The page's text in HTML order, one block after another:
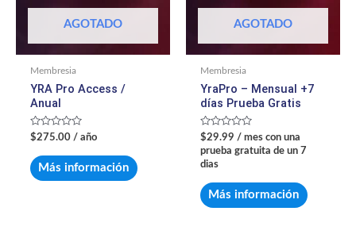
AGOTADO
Membresia
YRA Pro Access /
Anual
Valorado
con
de
5
$275.00 / año
Más información
AGOTADO
Membresia
YraPro – Mensual +7
días Prueba Gratis
Valorado
con
0
de
$29.99 / mes con una
prueba gratuita de un 7
dias
Más información